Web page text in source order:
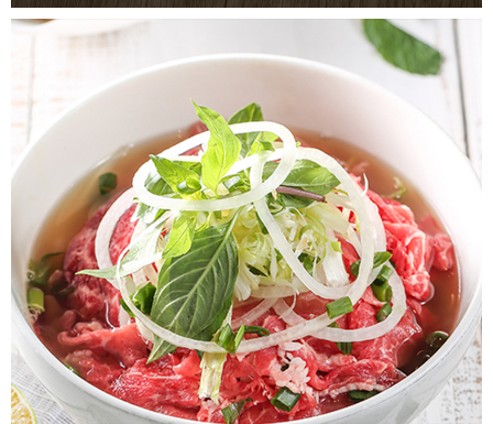
เกาลูน, Hong Kong
N
นิวเทร์ริทอรี่ส์, Hong Kong
H
ฮ่องกง
เกาะฮ่องกง, Hong Kong
K